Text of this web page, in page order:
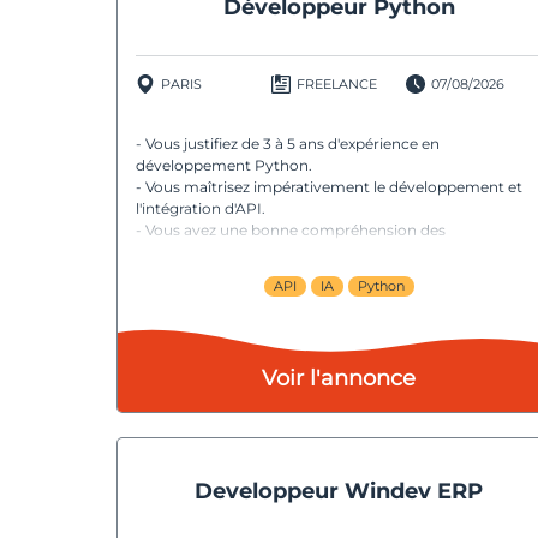
Développeur Python
PARIS FREELANCE 07/08/2026
- Vous justifiez de 3 à 5 ans d'expérience en
développement Python.
- Vous maîtrisez impérativement le développement et
l'intégration d'API.
- Vous avez une bonne compréhension des
- Une expérience sur des environnements ERP (SAP
idéalement) ou PIM constitue un véritable atout.
d'intervenir sur des problématiques d'intégration
- Vous êtes à l'aise avec les outils d'IA générative dans
API IA Python
Voir l'annonce
Developpeur Windev ERP